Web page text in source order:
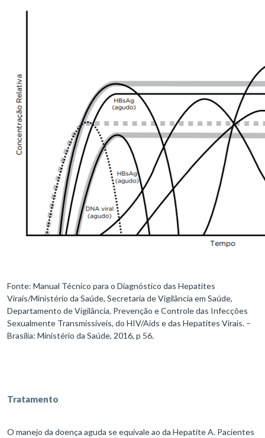
Fonte: Manual Técnico para o Diagnóstico das Hepatites
Virais/Ministério da Saúde, Secretaria de Vigilância em Saúde,
Departamento de Vigilância, Prevenção e Controle das Infecções
Sexualmente Transmissíveis, do HIV/Aids e das Hepatites Virais. –
Brasília: Ministério da Saúde, 2016, p 56.
Tratamento
O manejo da doença aguda se equivale ao da Hepatite A. Pacientes